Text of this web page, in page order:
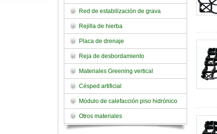
Red de estabilización de grava
Rejilla de hierba
Placa de drenaje
Reja de desbordamiento
Materiales Greening vertical
Césped artificial
Módulo de calefacción piso hidrónico
Otros materiales